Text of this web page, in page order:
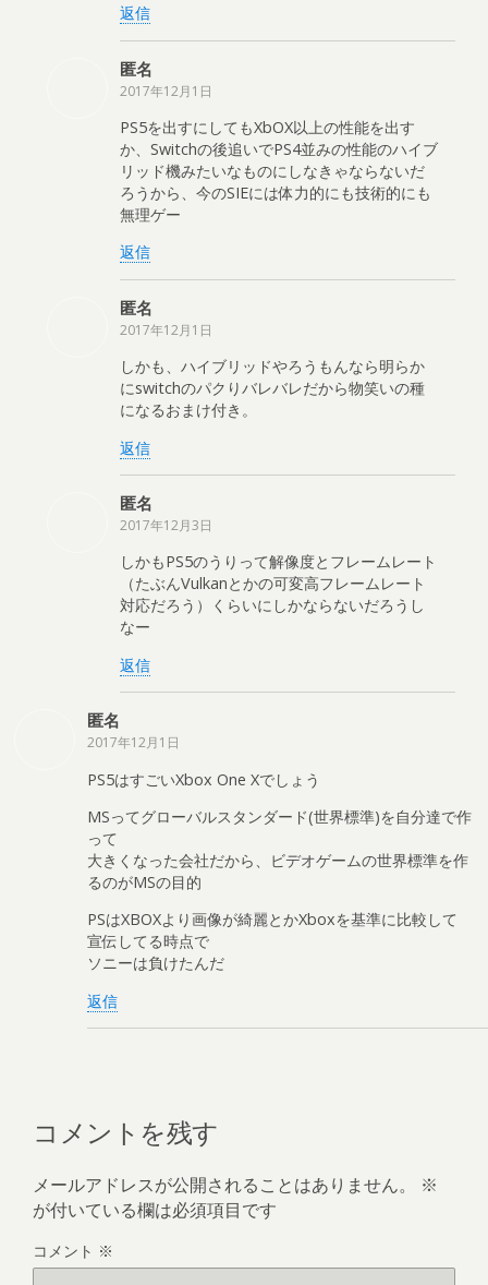
返信
匿名
2017年12月1日
PS5を出すにしてもXbOX以上の性能を出す
か、Switchの後追いでPS4並みの性能のハイブ
リッド機みたいなものにしなきゃならないだ
ろうから、今のSIEには体力的にも技術的にも
無理ゲー
返信
匿名
2017年12月1日
しかも、ハイブリッドやろうもんなら明らか
にswitchのパクりバレバレだから物笑いの種
になるおまけ付き。
返信
匿名
2017年12月3日
しかもPS5のうりって解像度とフレームレート
（たぶんVulkanとかの可変高フレームレート
対応だろう）くらいにしかならないだろうし
なー
返信
匿名
2017年12月1日
PS5はすごいXbox One Xでしょう
MSってグローバルスタンダード(世界標準)を自分達で作
って
大きくなった会社だから、ビデオゲームの世界標準を作
るのがMSの目的
PSはXBOXより画像が綺麗とかXboxを基準に比較して
宣伝してる時点で
ソニーは負けたんだ
返信
コメントを残す
メールアドレスが公開されることはありません。
※
が付いている欄は必須項目です
コメント ※